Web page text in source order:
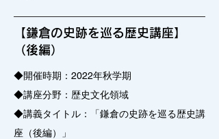
【鎌倉の史跡を巡る歴史講座】
（後編）
◆開催時期：2022年秋学期
◆講座分野：歴史文化領域
◆講義タイトル：「鎌倉の史跡を巡る歴史講
座（後編）」